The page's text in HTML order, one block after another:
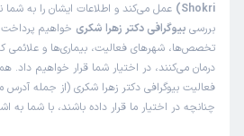
عالی
علت مراجعه: چکاپ
کاربر دکترتو
Shokri)
عمل می‌کند و اطلاعات ایشان را به
بررسی بیوگرافی دکتر زهرا شکری خواهیم پرداخت
تخصص‌ها، شهرهای فعالیت، بیماری‌ها و علائمی
درمان می‌کنند، در اختیار شما قرار خواهیم داد.
فعالیت بیوگرافی دکتر زهرا شکری (از جمله
چنانچه در اختیار ما قرار داده باشند، با شما